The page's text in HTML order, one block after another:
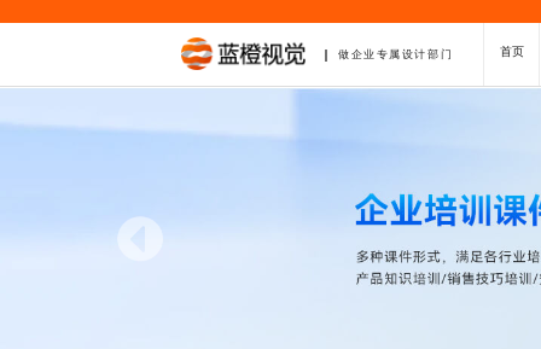
做企业专属设计部门 首页